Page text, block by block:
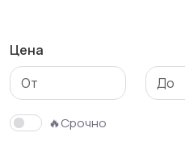
Цена
🔥Срочно